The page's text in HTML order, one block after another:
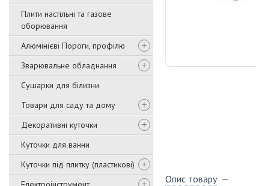
Плити настільні та газове
оборювання
Алюмінієві Пороги, профілю
Зварювальне обладнання
Сушарки для білизни
Товари для саду та дому
Декоративні куточки
Куточки для ванни
Куточки під плитку (пластикові)
Опис товару